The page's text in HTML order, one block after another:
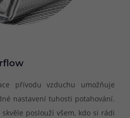
přívodu vzduchu umožňuje
nastavení tuhosti potahování.
poslouží všem, kdo si rádi